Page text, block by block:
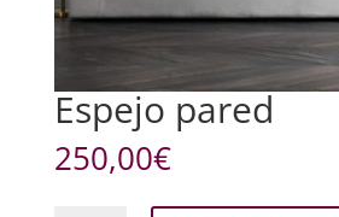
Espejo pared
250,00€